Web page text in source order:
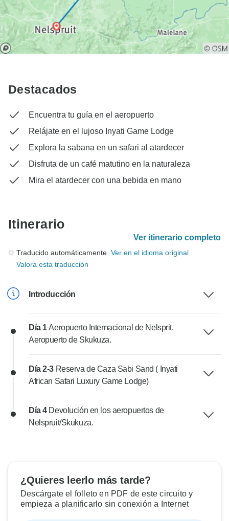
Destacados
Encuentra tu guía en el aeropuerto
Relájate en el lujoso Inyati Game Lodge
Explora la sabana en un safari al atardecer
Disfruta de un café matutino en la naturaleza
Mira el atardecer con una bebida en mano
Itinerario
Ver itinerario completo
Traducido automáticamente. Ver en el idioma original
Valora esta traducción
Introducción
Día 1Aeropuerto Internacional de Nelsprit.
Aeropuerto de Skukuza.
Día 2-3 Reserva de Caza Sabi Sand ( Inyati
African Safari Luxury Game Lodge)
Día 4 Devolución en los aeropuertos de
Nelspruit/Skukuza.
¿Quieres leerlo más tarde?
Descárgate el folleto en PDF de este circuito y
empieza a planificarlo sin conexión a Internet